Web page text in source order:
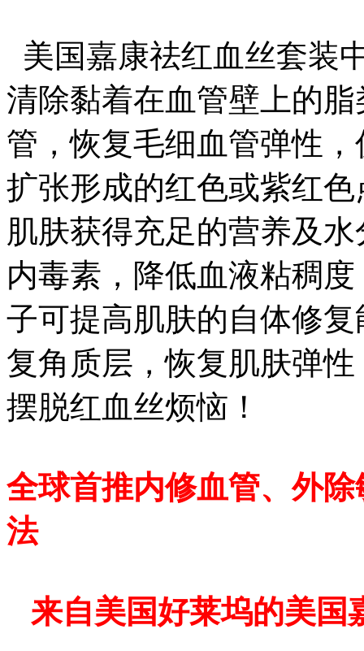
美国嘉康祛红血丝套装
清除黏着在血管壁上的
管，恢复毛细血管弹性
扩张形成的红色或紫红
肌肤获得充足的营养及
内毒素，降低血液粘稠
子可提高肌肤的自体修
复角质层，恢复肌肤弹
摆脱红血丝烦恼！
全球首推内修血管、外
法
来自美国好莱坞的美国